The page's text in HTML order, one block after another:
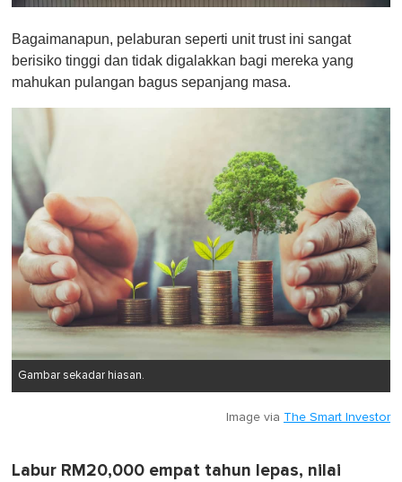
f
1
i
,
0
Bagaimanapun, pelaburan seperti unit trust ini sangat
berisiko tinggi dan tidak digalakkan bagi mereka yang
mahukan pulangan bagus sepanjang masa.
Gambar sekadar hiasan.
Image via The Smart Investor
Labur RM20,000 empat tahun lepas, nilai